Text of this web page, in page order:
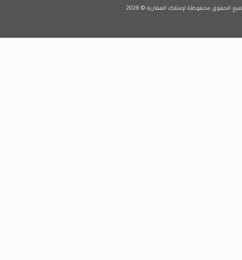
الحقوق محفوظة لإمتلاك العقارية © 2026